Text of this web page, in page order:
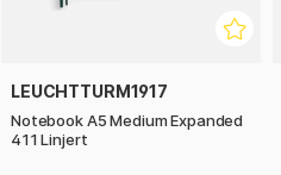
LEUCHTTURM1917
Notebook A5 Medium Expanded
411 Linjert